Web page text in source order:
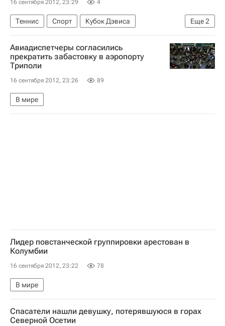
16 сентября 2012, 23:29 4
Еще2
Теннис Спорт
Кубок Дэвиса
Сборная Чехии по теннису
Томаш Бердых
Авиадиспетчеры согласились
прекратить забастовку в аэропорту
Триполи
16 сентября 2012, 23:26 89
В мире
Лидер повстанческой группировки арестован в
Колумбии
16 сентября 2012, 23:22 78
В мире
Спасатели нашли девушку, потерявшуюся в горах
Северной Осетии